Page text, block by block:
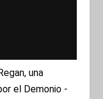
una
el Demonio -